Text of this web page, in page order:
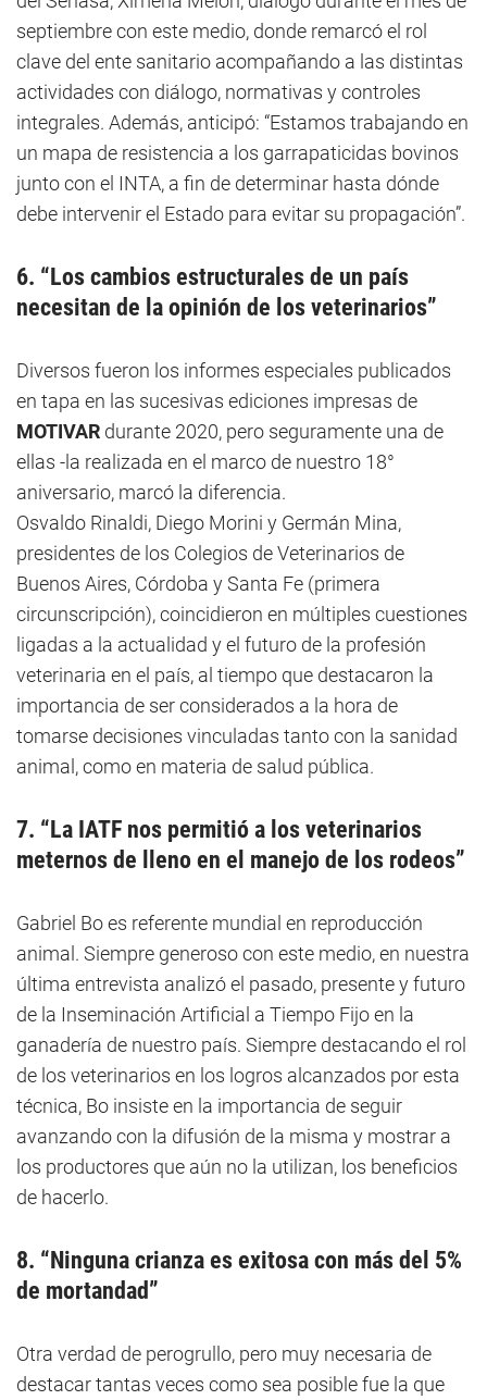
septiembre con este medio, donde remarcó el rol
clave del ente sanitario acompañando a las distintas
actividades con diálogo, normativas y controles
integrales. Además, anticipó: “Estamos trabajando en
un mapa de resistencia a los garrapaticidas bovinos
junto con el INTA, a fin de determinar hasta dónde
debe intervenir el Estado para evitar su propagación”.
6. “Los cambios estructurales de un país
necesitan de la opinión de los veterinarios”
Diversos fueron los informes especiales publicados
en tapa en las sucesivas ediciones impresas de
MOTIVAR durante 2020, pero seguramente una de
ellas -la realizada en el marco de nuestro 18°
aniversario, marcó la diferencia.
Osvaldo Rinaldi, Diego Morini y Germán Mina,
presidentes de los Colegios de Veterinarios de
Buenos Aires, Córdoba y Santa Fe (primera
circunscripción), coincidieron en múltiples cuestiones
ligadas a la actualidad y el futuro de la profesión
veterinaria en el país, al tiempo que destacaron la
importancia de ser considerados a la hora de
tomarse decisiones vinculadas tanto con la sanidad
animal, como en materia de salud pública.
7. “La IATF nos permitió a los veterinarios
meternos de lleno en el manejo de los rodeos”
Gabriel Bo es referente mundial en reproducción
animal. Siempre generoso con este medio, en nuestra
última entrevista analizó el pasado, presente y futuro
de la Inseminación Artificial a Tiempo Fijo en la
ganadería de nuestro país. Siempre destacando el rol
de los veterinarios en los logros alcanzados por esta
técnica, Bo insiste en la importancia de seguir
avanzando con la difusión de la misma y mostrar a
los productores que aún no la utilizan, los beneficios
de hacerlo.
8. “Ninguna crianza es exitosa con más del 5%
de mortandad”
Otra verdad de perogrullo, pero muy necesaria de
destacar tantas veces como sea posible fue la que